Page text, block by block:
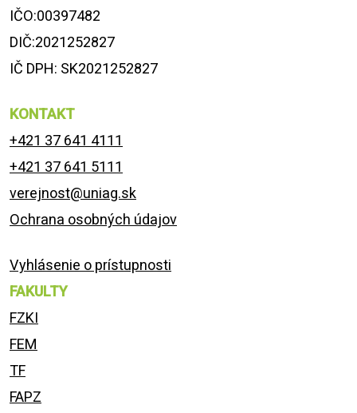
IČO:00397482
DIČ:2021252827
IČ DPH: SK2021252827
KONTAKT
+421 37 641 4111
+421 37 641 5111
verejnost@uniag.sk
Ochrana osobných údajov
Vyhlásenie o prístupnosti
FAKULTY
FZKI
FEM
TF
FAPZ